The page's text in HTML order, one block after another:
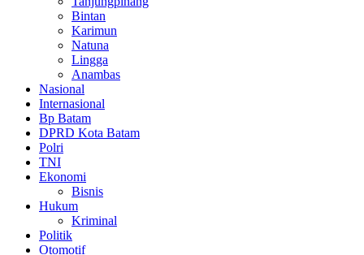
Bintan
Karimun
Natuna
Lingga
Anambas
Nasional
Internasional
Bp Batam
DPRD Kota Batam
Polri
TNI
Ekonomi
Bisnis
Hukum
Kriminal
Politik
Otomotif